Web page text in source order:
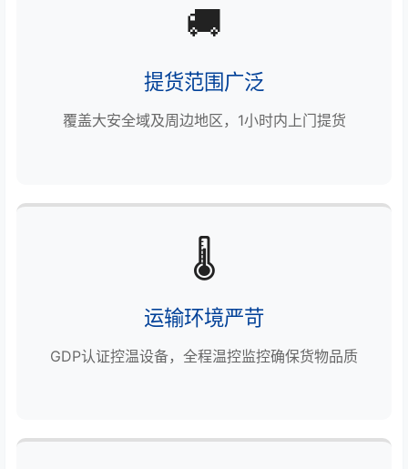
🚚
提货范围广泛
覆盖大安全域及周边地区，1小时内上门提货
🌡️
运输环境严苛
GDP认证控温设备，全程温控监控确保货物品质